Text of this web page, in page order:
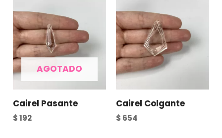
AGOTADO
Cairel Pasante
$192
Cairel Colgante
$ 654